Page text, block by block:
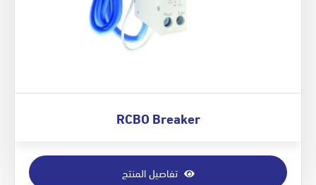
RCBO Breaker
تفاصيل المنتج